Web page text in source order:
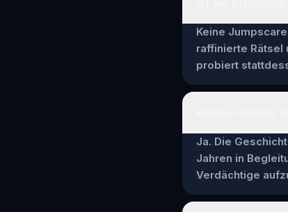
Keine
raffinierte Rätsel
probiert
Ja. Die
Jahren in
Verdächtige